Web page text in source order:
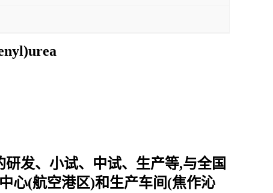
发、小试、中试、生产等,与全国
心(航空港区)和生产车间(焦作沁